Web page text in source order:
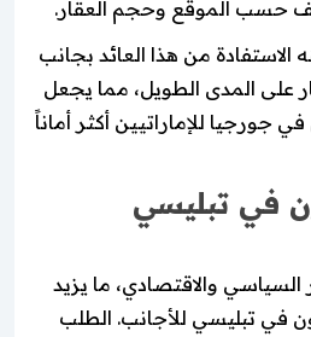
الاستفادة من هذا العائد بجانب
على المدى الطويل، مما يجعل
للإماراتيين أكثر أماناً
في تبليسي
السياسي والاقتصادي، ما يزيد
في تبليسي للأجانب. الطلب